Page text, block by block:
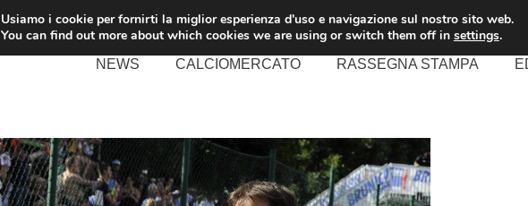
NEWS CALCIOMERCATO RASSEGNA STAMPA
Usiamo i cookie per fornirti la miglior esperienza d'uso e navigazione sul nostro sito web.
You can find out more about which cookies we are using or switch them off in settings.